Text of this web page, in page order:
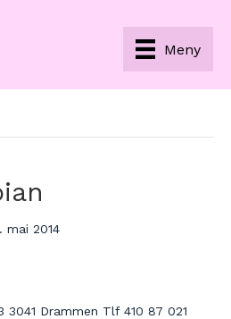
Meny
mai 2014
3041 Drammen Tlf 410 87 021